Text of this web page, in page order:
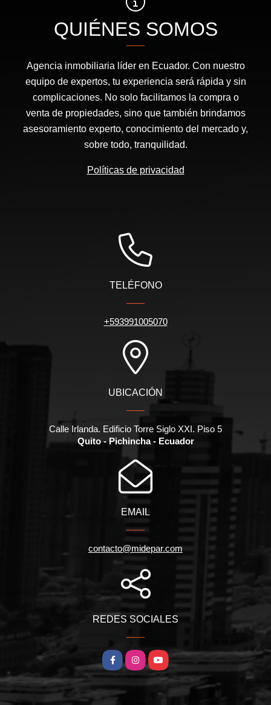
QUIÉNES SOMOS
Agencia inmobiliaria líder en Ecuador. Con nuestro
equipo de expertos, tu experiencia será rápida y sin
complicaciones. No solo facilitamos la compra o
venta de propiedades, sino que también brindamos
asesoramiento experto, conocimiento del mercado y,
sobre todo, tranquilidad.
Políticas de privacidad
TELÉFONO
+593991005070
UBICACIÓN
Calle Irlanda. Edificio Torre Siglo XXI. Piso 5
Quito - Pichincha - Ecuador
EMAIL
contacto@midepar.com
REDES SOCIALES
FacebookInstagramYouTube